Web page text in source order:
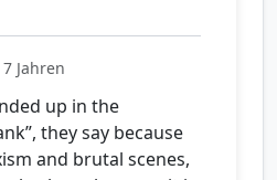
Jahren
up in the
they say because
and brutal scenes,